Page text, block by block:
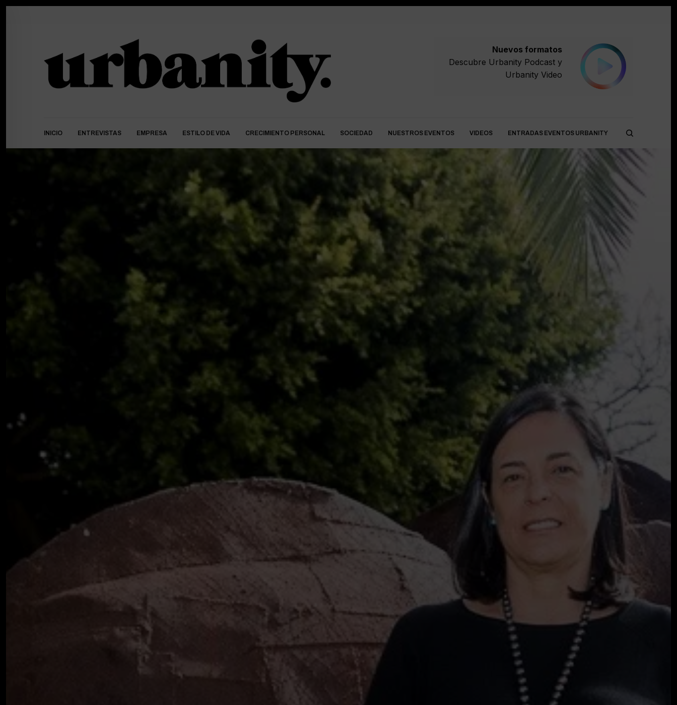
Nuevos formatos
Descubre Urbanity Podcasty
Urbanity Video
INICIO ENTREVISTAS EMPRESA ESTILO DE VIDA CRECIMIENTO PERSONAL SOCIEDAD NUESTROS EVENTOS VIDEOS ENTRADAS EVENTOS URBANITY